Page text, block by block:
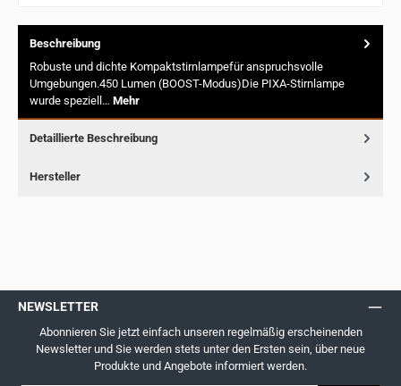
Beschreibung
Robuste und dichte Kompaktstirnlampefür anspruchsvolle
Umgebungen.450 Lumen (BOOST-Modus)Die PIXA-Stirnlampe
wurde speziell… Mehr
Detaillierte Beschreibung
Hersteller
NEWSLETTER
Abonnieren Sie jetzt einfach unseren regelmäßig erscheinenden
Newsletter und Sie werden stets unter den Ersten sein, über neue
Produkte und Angebote informiert werden.